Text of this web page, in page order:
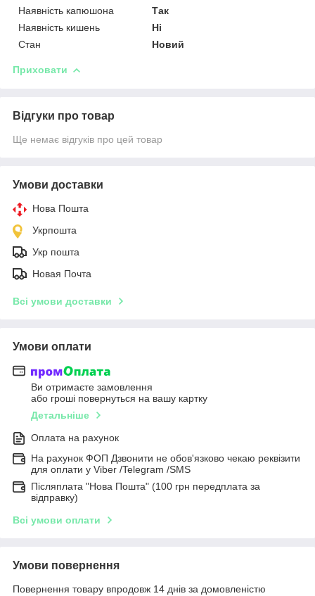
Наявність капюшона
Так
Наявність кишень
Ні
Стан
Новий
Приховати
Відгуки про товар
Ще немає відгуків про цей товар
Умови доставки
Нова Пошта
Укрпошта
Укр пошта
Новая Почта
Всі умови доставки
Умови оплати
Ви отримаєте замовлення
або гроші повернуться на вашу картку
Детальніше
Оплата на рахунок
На рахунок ФОП Дзвонити не обов'язково чекаю реквізити
для оплати у Viber /Telegram /SMS
Післяплата "Нова Пошта" (100 грн передплата за
відправку)
Всі умови оплати
Умови повернення
Повернення товару впродовж 14 днів за домовленістю